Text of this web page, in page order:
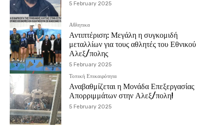
5 February 2025
Αθλητικα
Αντιπτέριση: Μεγάλη η συγκομιδή
μεταλλίων για τους αθλητές του Εθνικού
Αλεξ/πολης
5 February 2025
Τοπική Επικαιρότητα
Αναβαθμίζεται η Μονάδα Επεξεργασίας
Απορριμμάτων στην Αλεξ/πολη!
5 February 2025